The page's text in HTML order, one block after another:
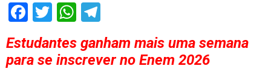
Facebook
TwitterWhatsApp
Estudantes ganham mais uma semana
para se inscrever no Enem 2026